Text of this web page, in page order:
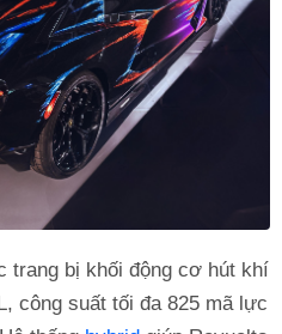
trang bị khối động cơ hút khí
công suất tối đa 825 mã lực